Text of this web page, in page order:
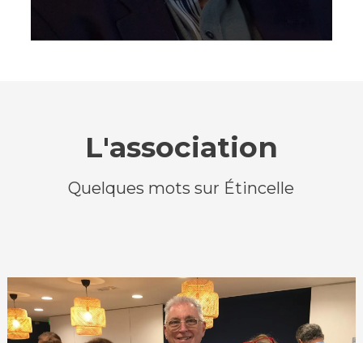
L'association
Quelques mots sur Étincelle